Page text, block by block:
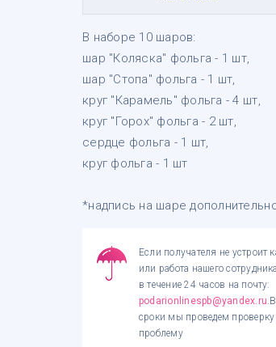
В наборе 10 шаров:
шар "Коляска" фольга - 1 шт,
шар "Стопа" фольга - 1 шт,
круг "Карамель" фольга - 4 шт,
круг "Горох" фольга - 2 шт,
сердце фольга - 1 шт,
круг фольга - 1 шт
*надпись на шаре
Если получателя не устроит
или работа нашего
в течение 24 часов на почту:
podarionlinespb@yandex.ru
сроки мы проведем
проблему